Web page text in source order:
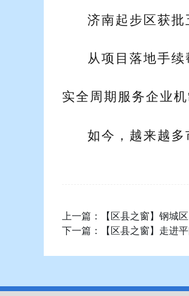
济南起步区获批
从项目落地手
实全周期服务企业
如今，越来越
上一篇：
【区县之窗】钢城
下一篇：
【区县之窗】走进